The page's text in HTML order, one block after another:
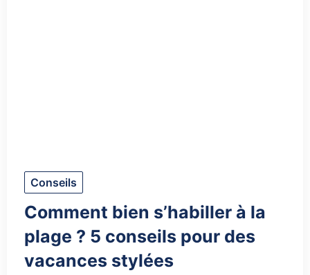
Conseils
Comment bien s’habiller à la
plage ? 5 conseils pour des
vacances stylées